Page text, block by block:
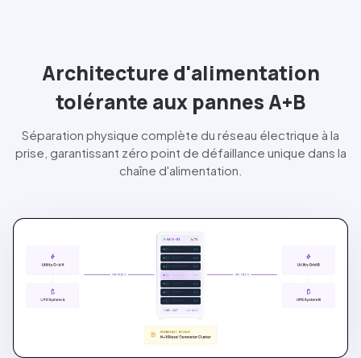
Architecture d'alimentation
tolérante aux pannes A+B
Séparation physique complète du réseau électrique à la
prise, garantissant zéro point de défaillance unique dans la
chaîne d'alimentation.